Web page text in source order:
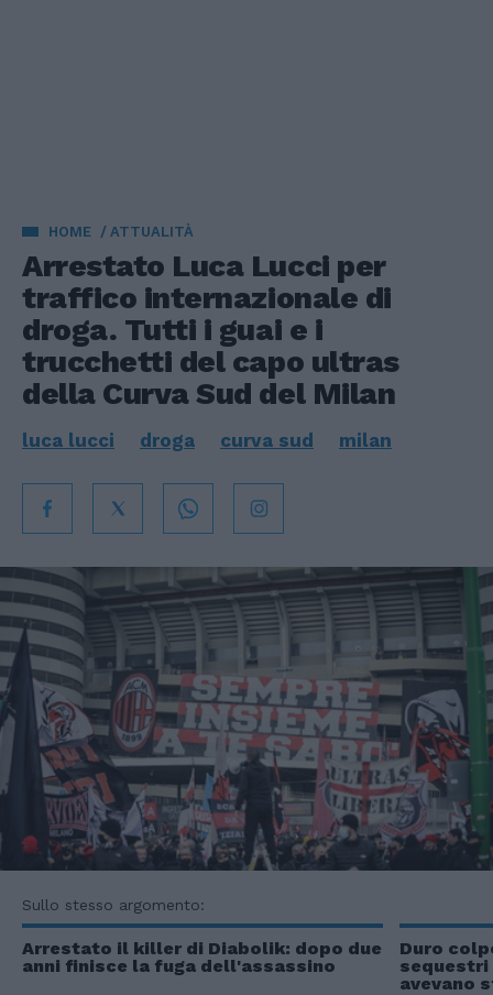
HOME ATTUALITÀ
Arrestato Luca Lucci per
traffico internazionale di
droga. Tutti i guai e i
trucchetti del capo ultras
della Curva Sud del Milan
luca lucci droga curva sud milan
Sullo stesso argomento:
Arrestato il killer di Diabolik: dopo due
anni finisce la fuga dell'assassino
Duro
sequestri
avevano